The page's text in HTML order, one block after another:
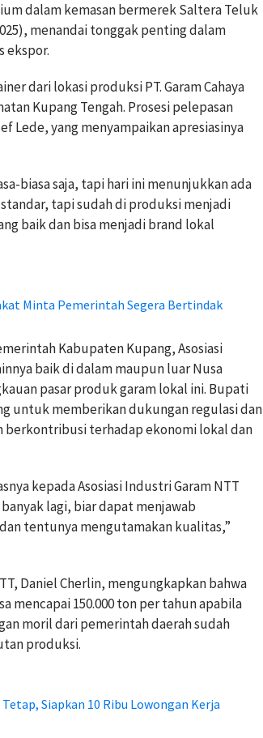
dalam kemasan bermerek Saltera Teluk
menandai tonggak penting dalam
ekspor.
dari lokasi produksi PT. Garam Cahaya
Kupang Tengah. Prosesi pelepasan
Lede, yang menyampaikan apresiasinya
biasa saja, tapi hari ini menunjukkan ada
tapi sudah di produksi menjadi
baik dan bisa menjadi brand lokal
Minta Pemerintah Segera Bertindak
Kabupaten Kupang, Asosiasi
baik di dalam maupun luar Nusa
pasar produk garam lokal ini. Bupati
untuk memberikan dukungan regulasi dan
berkontribusi terhadap ekonomi lokal dan
kepada Asosiasi Industri Garam NTT
lagi, biar dapat menjawab
tentunya mengutamakan kualitas,”
Daniel Cherlin, mengungkapkan bahwa
mencapai 150.000 ton per tahun apabila
moril dari pemerintah daerah sudah
produksi.
Siapkan 10 Ribu Lowongan Kerja